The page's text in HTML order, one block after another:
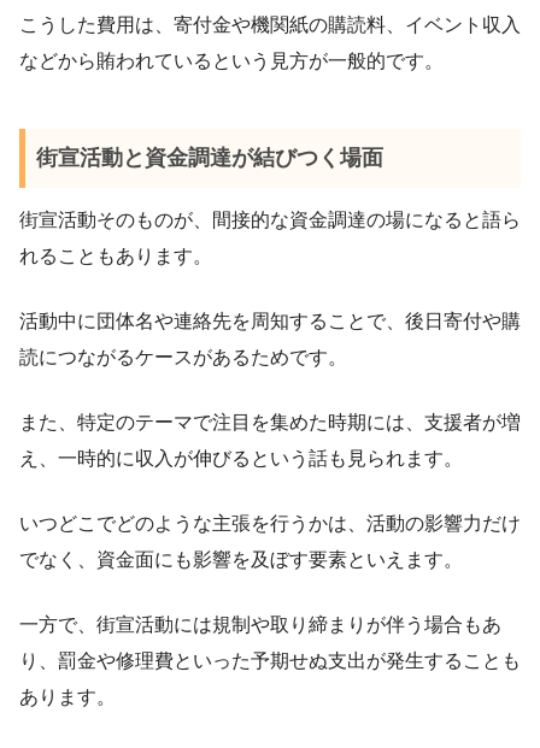
こうした費用は、寄付金や機関紙の購読料、イベント収入
などから賄われているという見方が一般的です。
街宣活動と資金調達が結びつく場面
街宣活動そのものが、間接的な資金調達の場になると語ら
れることもあります。
活動中に団体名や連絡先を周知することで、後日寄付や購
読につながるケースがあるためです。
また、特定のテーマで注目を集めた時期には、支援者が増
え、一時的に収入が伸びるという話も見られます。
いつどこでどのような主張を行うかは、活動の影響力だけ
でなく、資金面にも影響を及ぼす要素といえます。
一方で、街宣活動には規制や取り締まりが伴う場合もあ
り、罰金や修理費といった予期せぬ支出が発生することも
あります。